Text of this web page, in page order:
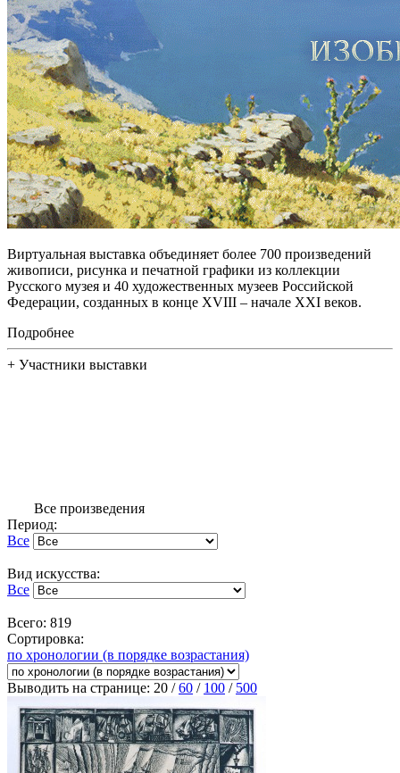
Виртуальная выставка объединяет более 700 произведений
живописи, рисунка и печатной графики из коллекции
Русского музея и 40 художественных музеев Российской
Федерации, созданных в конце XVIII – начале XXI веков.
Подробнее
+ Участники выставки
Все произведения
Период:
Все
Вид искусства:
Все
Всего: 819
Сортировка:
по хронологии (в порядке возрастания)
Выводить на странице: 20 /60 / 100 / 500